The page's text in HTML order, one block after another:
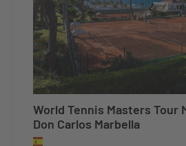
World Tennis Masters Tour
Don Carlos Marbella